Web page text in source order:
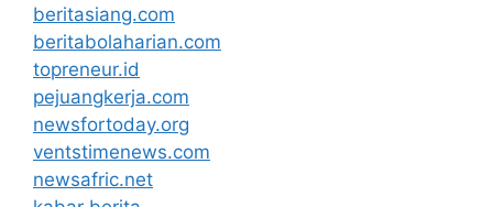
beritasiang.com
beritabolaharian.com
topreneur.id
pejuangkerja.com
newsfortoday.org
ventstimenews.com
newsafric.net